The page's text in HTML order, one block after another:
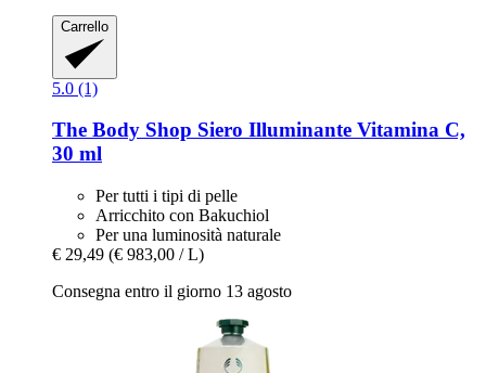
Carrello
5.0 (1)
The Body Shop Siero Illuminante Vitamina C,
30 ml
Per tutti i tipi di pelle
Arricchito con Bakuchiol
Per una luminosità naturale
€ 29,49 (€ 983,00 / L)
Consegna entro il giorno 13 agosto